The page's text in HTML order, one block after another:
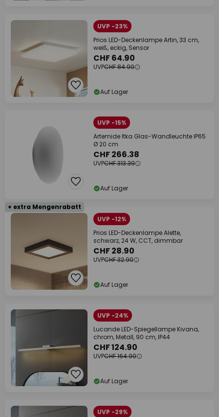
UVP -23%
Prios LED-Deckenlampe Artin, 33 cm,
weiß, eckig, Sensor
CHF 64.90
UVPCHF 84.90
Auf Lager
UVP -15%
Artemide Itka Glas-Wandleuchte IP65
Ø 20 cm
CHF 266.38
UVPCHF 313.39
Auf Lager
+ extra Mengenrabatt
UVP -12%
Prios LED-Deckenlampe Alette,
schwarz, 24 W, CCT, dimmbar
CHF 28.90
UVPCHF 32.90
Auf Lager
UVP -24%
Lucande LED-Spiegellampe Kivana,
chrom, Metall, 90 cm, IP44
CHF 124.90
UVPCHF 164.90
Auf Lager
UVP -29%